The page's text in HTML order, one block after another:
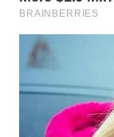
WAHANA
ADVOKAT
WAHANA
INFRASTRUKTUR